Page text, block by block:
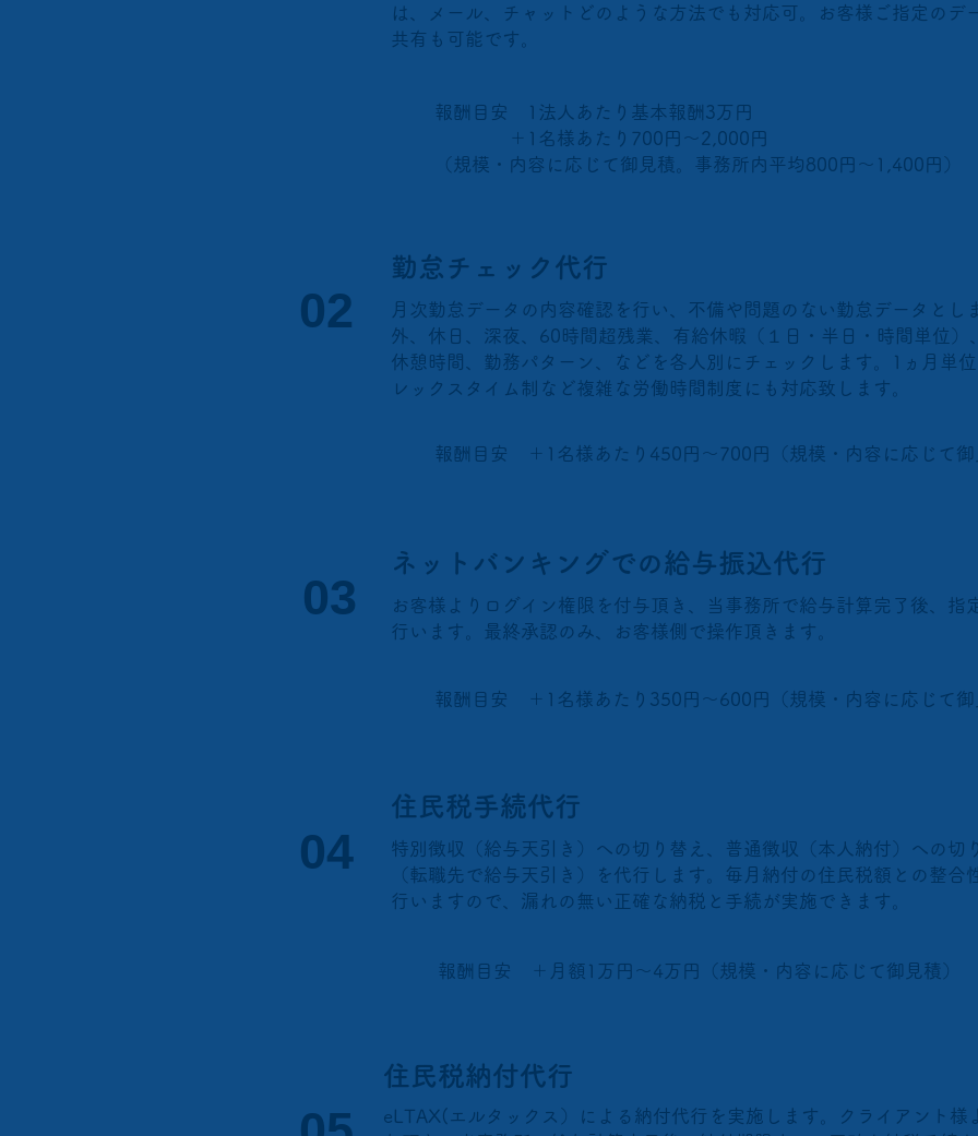
は、メール、チャットどのような方法でも対応可。お客様ご指定のデ
共有も可能です。
​報酬目安 1法人あたり基本報酬3万円
​ ＋1名様あたり700円～2,000円
（規模・内容に応じて御見積。事務所内平均800円～1,400円）
​02
​勤怠チェック代行
月次勤怠データの内容確認を行い、不備や問題のない勤怠データとし
外、休日、深夜、60時間超残業、有給休暇（１日・半日・時間単位）
休憩時間、勤務パターン、などを各人別にチェックします。1ヵ月単
レックスタイム制など複雑な労働時間制度にも対応致します。
報酬目安 ＋1名様あたり450円～700円（規模・内容に応じて御
​03
​ネットバンキングでの給与振込代行
お客様よりログイン権限を付与頂き、当事務所で給与計算完了後、指
行います。最終承認のみ、お客様側で操作頂きます。
報酬目安 ＋1名様あたり350円～600円（規模・内容に応じて御
​04
​住民税手続代行
特別徴収（給与天引き）への切り替え、普通徴収（本人納付）への切
（転職先で給与天引き）を代行します。毎月納付の住民税額との整合
行いますので、漏れの無い正確な納税と手続が実施できます。
​報酬目安 ＋月額1万円～4万円（規模・内容に応じて御見積）
住民税納付代行
eLTAX(エルタックス）による納付代行を実施します。クライアント様